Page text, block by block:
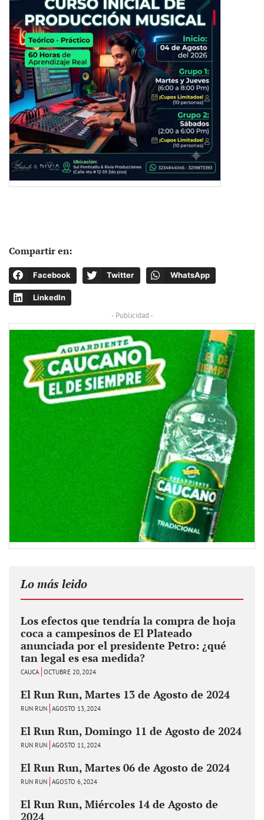
Compartir en:
Facebook Twitter WhatsApp
LinkedIn
- Publicidad -
Lo más leido
Los efectos que tendría la compra de hoja
coca a campesinos de El Plateado
anunciada por el presidente Petro: ¿qué
tan legal es esa medida?
CAUCA OCTUBRE 20, 2024
El Run Run, Martes 13 de Agosto de 2024
RUN RUN AGOSTO 13, 2024
El Run Run, Domingo 11 de Agosto de 2024
RUN RUN AGOSTO 11, 2024
El Run Run, Martes 06 de Agosto de 2024
RUN RUN AGOSTO 6, 2024
El Run Run, Miércoles 14 de Agosto de
2024